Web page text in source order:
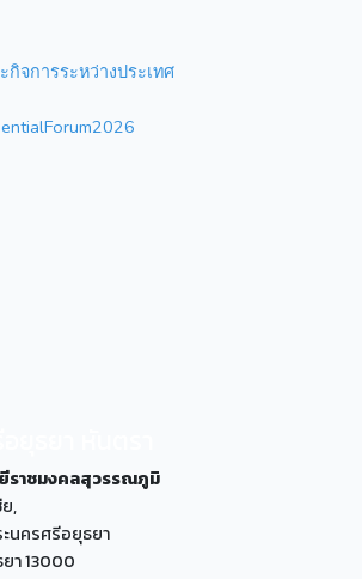
กิจการระหว่างประเทศ
ยีราชมงคลสุวรรณภูมิ
,
นครศรีอยุธยา
า 13000